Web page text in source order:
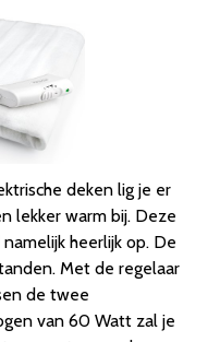
deken lig je er
lekker warm bij. Deze
heerlijk op. De
Met de regelaar
de twee
van 60 Watt zal je